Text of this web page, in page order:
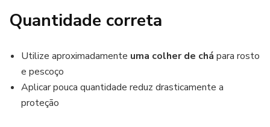
Quantidade correta
Utilize aproximadamente uma colher de chá para rosto
e pescoço
Aplicar pouca quantidade reduz drasticamente a
proteção